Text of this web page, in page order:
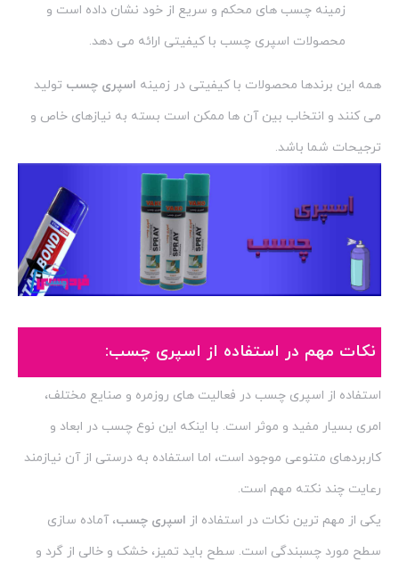
زمینه چسب های محکم و سریع از خود نشان داده است و
محصولات اسپری چسب با کیفیتی ارائه می دهد.
همه این برندها محصولات با کیفیتی در زمینه اسپری چسب تولید
می کنند و انتخاب بین آن ها ممکن است بسته به نیازهای خاص و
ترجیحات شما باشد.
نکات مهم در استفاده از اسپری چسب:
استفاده از اسپری چسب در فعالیت های روزمره و صنایع مختلف،
امری بسیار مفید و موثر است. با اینکه این نوع چسب در ابعاد و
کاربردهای متنوعی موجود است، اما استفاده به درستی از آن نیازمند
رعایت چند نکته مهم است.
یکی از مهم ترین نکات در استفاده از اسپری چسب، آماده سازی
سطح مورد چسبندگی است. سطح باید تمیز، خشک و خالی از گرد و